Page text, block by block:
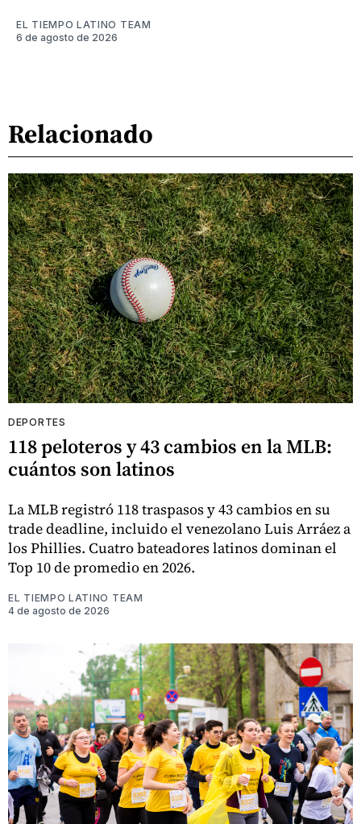
EL TIEMPO LATINO TEAM
6 de agosto de 2026
Relacionado
DEPORTES
118 peloteros y 43 cambios en la MLB:
cuántos son latinos
La MLB registró 118 traspasos y 43 cambios en su
trade deadline, incluido el venezolano Luis Arráez a
los Phillies. Cuatro bateadores latinos dominan el
Top 10 de promedio en 2026.
EL TIEMPO LATINO TEAM
4 de agosto de 2026